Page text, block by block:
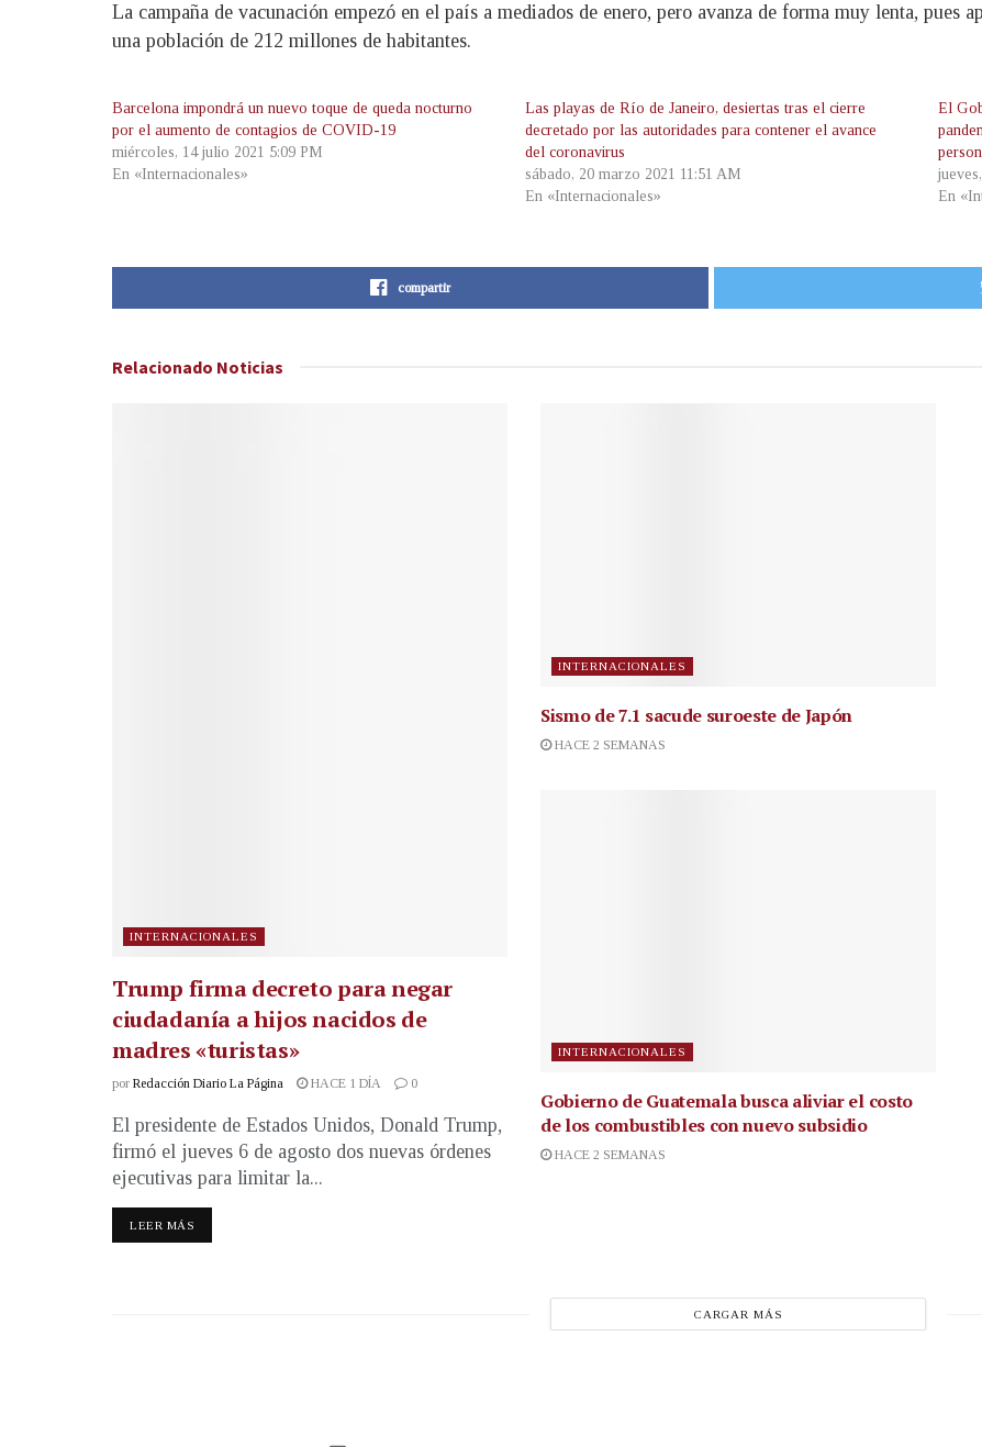
La campaña de vacunación empezó en el país a mediados de enero, pero avanza de forma muy lenta, pues
una población de 212 millones de habitantes.
Barcelona impondrá un nuevo toque de queda nocturno
por el aumento de contagios de COVID-19
miércoles, 14 julio 2021 5:09 PM
En «Internacionales»
Las playas de Río de Janeiro, desiertas tras el cierre
decretado por las autoridades para contener el avance
del coronavirus
sábado, 20 marzo 2021 11:51 AM
En «Internacionales»
El
En
compartir
Relacionado Noticias
INTERNACIONALES
Trump firma decreto para negar
ciudadanía a hijos nacidos de
madres «turistas»
por Redacción Diario La Página HACE 1 DÍA 0
El presidente de Estados Unidos, Donald Trump,
firmó el jueves 6 de agosto dos nuevas órdenes
ejecutivas para limitar la...
LEER MÁS
INTERNACIONALES
Sismo de 7.1 sacude suroeste de Japón
HACE 2 SEMANAS
INTERNACIONALES
Gobierno de Guatemala busca aliviar el costo
de los combustibles con nuevo subsidio
HACE 2 SEMANAS
CARGAR MÁS